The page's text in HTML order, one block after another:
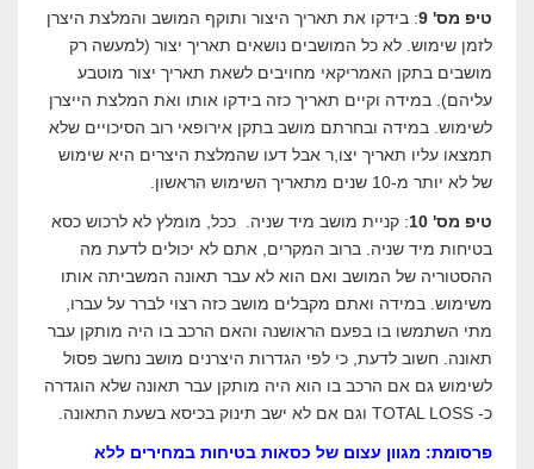
טיפ מס' 9
: בידקו את תאריך היצור ותוקף המושב והמלצת היצרן
לזמן שימוש. לא כל המושבים נושאים תאריך יצור (למעשה רק
מושבים בתקן האמריקאי מחויבים לשאת תאריך יצור מוטבע
עליהם). במידה וקיים תאריך כזה בידקו אותו ואת המלצת הייצרן
לשימוש. במידה ובחרתם מושב בתקן אירופאי רוב הסיכויים שלא
תמצאו עליו תאריך יצו,ר אבל דעו שהמלצת היצרים היא שימוש
של לא יותר מ-10 שנים מתאריך השימוש הראשון.
טיפ מס' 10
: קניית מושב מיד שניה. ככל, מומלץ לא לרכוש כסא
בטיחות מיד שניה. ברוב המקרים, אתם לא יכולים לדעת מה
ההסטוריה של המושב ואם הוא לא עבר תאונה המשביתה אותו
משימוש. במידה ואתם מקבלים מושב כזה רצוי לברר על עברו,
מתי השתמשו בו בפעם הראושנה והאם הרכב בו היה מותקן עבר
תאונה. חשוב לדעת, כי לפי הגדרות היצרנים מושב נחשב פסול
לשימוש גם אם הרכב בו הוא היה מותקן עבר תאונה שלא הוגדרה
כ- TOTAL LOSS וגם אם לא ישב תינוק בכיסא בשעת התאונה.
פרסומת: מגוון עצום של כסאות בטיחות במחירים ללא